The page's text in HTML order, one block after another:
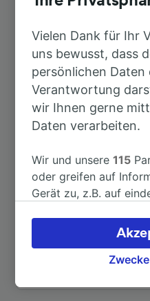
Nach Schio
Nach Vicenza
Nach Dueville
Nach Venedig
Nach Villaverla-
Weitere
Vielen Dank für Ihr
uns bewusst, dass
persönlichen Daten
Verantwortung
wir Ihnen gerne
Daten verarbeiten.
Wir und unsere115
oder greifen auf
Gerät zu, z.B. auf
verarbeiten. Sie
akzeptieren oder
Ihres